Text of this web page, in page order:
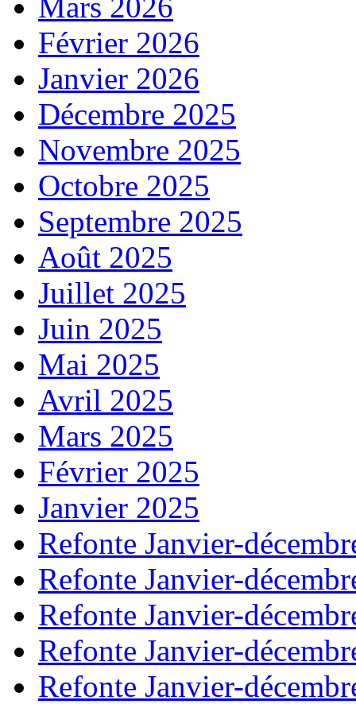
Février 2026
Janvier 2026
Décembre 2025
Novembre 2025
Octobre 2025
Septembre 2025
Août 2025
Juillet 2025
Juin 2025
Mai 2025
Avril 2025
Mars 2025
Février 2025
Janvier 2025
Refonte Janvier-
Refonte Janvier-
Refonte Janvier-
Refonte Janvier-
Refonte Janvier-